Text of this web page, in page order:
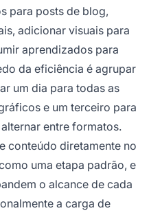
para posts de blog,
adicionar visuais para
aprendizados para
da eficiência é agrupar
um dia para todas as
e um terceiro para
entre formatos.
conteúdo diretamente no
uma etapa padrão, e
o alcance de cada
a carga de